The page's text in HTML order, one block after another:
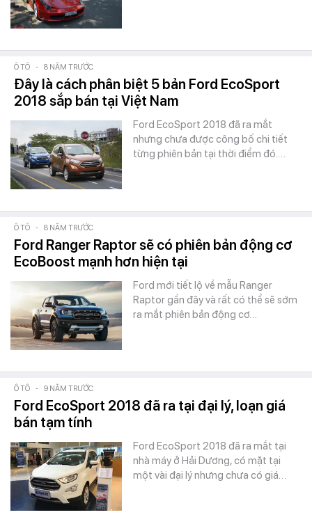
Ô TÔ - 8 NĂM TRƯỚC
Đây là cách phân biệt 5 bản Ford EcoSport
2018 sắp bán tại Việt Nam
Ford EcoSport 2018 đã ra mắt
nhưng chưa được công bố chi tiết
từng phiên bản tại thời điểm đó.…
Ô TÔ - 8 NĂM TRƯỚC
Ford Ranger Raptor sẽ có phiên bản động cơ
EcoBoost mạnh hơn hiện tại
Ford mới tiết lộ về mẫu Ranger
Raptor gần đây và rất có thể sẽ sớm
ra mắt phiên bản động cơ…
Ô TÔ - 9 NĂM TRƯỚC
Ford EcoSport 2018 đã ra tại đại lý, loạn giá
bán tạm tính
Ford EcoSport 2018 đã ra mắt tại
nhà máy ở Hải Dương, có mặt tại
một vài đại lý nhưng chưa có giá…